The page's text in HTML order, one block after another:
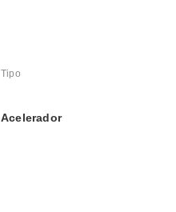
Tipo
Acelerador